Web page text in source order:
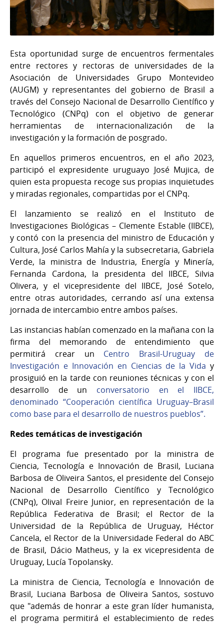
Esta oportunidad surge de encuentros fermentales
entre rectores y rectoras de universidades de la
Asociación de Universidades Grupo Montevideo
(AUGM) y representantes del gobierno de Brasil a
través del Consejo Nacional de Desarrollo Científico y
Tecnológico (CNPq) con el objetivo de generar
herramientas de internacionalización de la
investigación y la formación de posgrado.
En aquellos primeros encuentros, en el año 2023,
participó el expresidente uruguayo José Mujica, de
quien esta propuesta recoge sus propias inquietudes
y miradas regionales, compartidas por el CNPq.
El lanzamiento se realizó en el Instituto de
Investigaciones Biológicas – Clemente Estable (IIBCE),
y contó con la presencia del ministro de Educación y
Cultura, José Carlos Mahía y la subsecretaria, Gabriela
Verde, la ministra de Industria, Energía y Minería,
Fernanda Cardona, la presidenta del IIBCE, Silvia
Olivera, y el vicepresidente del IIBCE, José Sotelo,
entre otras autoridades, cerrando así una extensa
jornada de intercambio entre ambos países.
Las instancias habían comenzado en la mañana con la
firma del memorando de entendimiento que
permitirá crear un Centro Brasil-Uruguay de
Investigación e Innovación en Ciencias de la Vida y
prosiguió en la tarde con reuniones técnicas y con el
desarrollo de un conversatorio en el IIBCE,
denominado “Cooperación científica Uruguay–Brasil
como base para el desarrollo de nuestros pueblos”.
Redes temáticas de investigación
El programa fue presentado por la ministra de
Ciencia, Tecnología e Innovación de Brasil, Luciana
Barbosa de Oliveira Santos, el presidente del Consejo
Nacional de Desarrollo Científico y Tecnológico
(CNPq), Olival Freire Junior, en representación de la
República Federativa de Brasil; el Rector de la
Universidad de la República de Uruguay, Héctor
Cancela, el Rector de la Universidade Federal do ABC
de Brasil, Dácio Matheus, y la ex vicepresidenta de
Uruguay, Lucía Topolansky.
La ministra de Ciencia, Tecnología e Innovación de
Brasil, Luciana Barbosa de Oliveira Santos, sostuvo
que "además de honrar a este gran líder humanista,
el programa permitirá el establecimiento de redes